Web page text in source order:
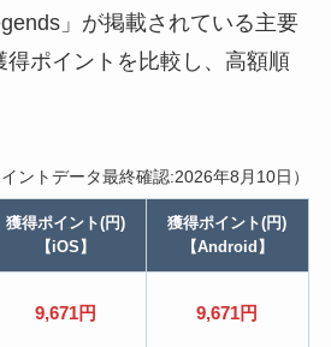
」が掲載されている主要
得ポイントを比較し、高額順
イントデータ最終確認:2026年8月10日）
獲得ポイント(円)
【iOS】
獲得ポイント(円)
【Android】
9,671円 9,671円